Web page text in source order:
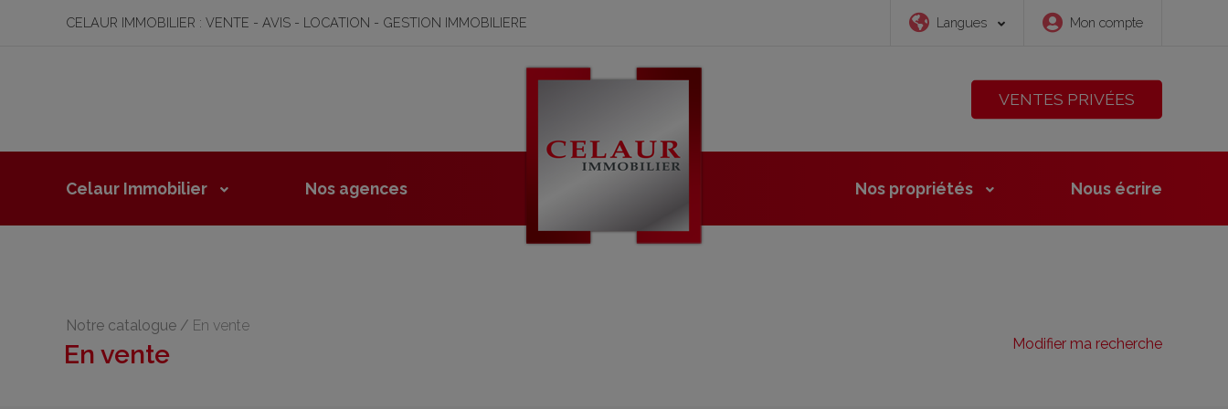
CELAUR IMMOBILIER : VENTE - AVIS - LOCATION - GESTION IMMOBILIERE Langues Mon compte
VENTES PRIVÉES
Celaur Immobilier Nos agences Nos propriétés Nous écrire
Notre catalogue / En vente
En vente Modifier ma recherche